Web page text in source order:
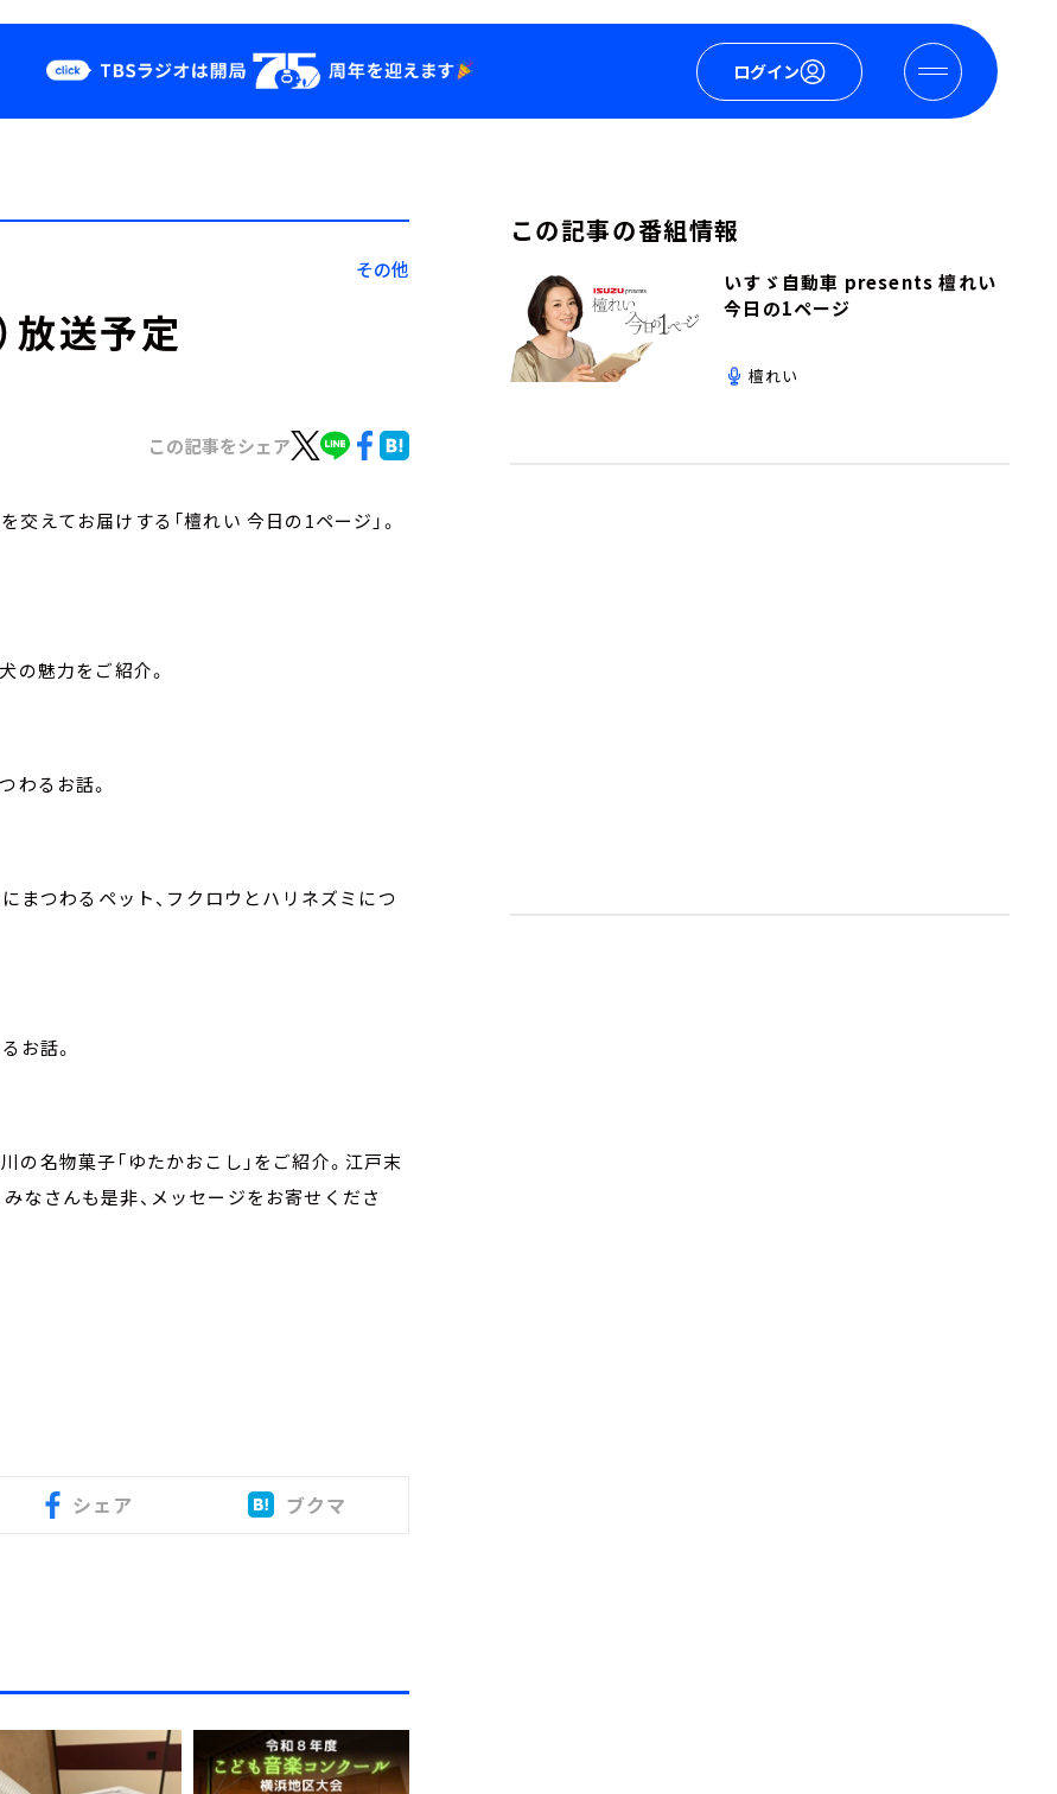
ログイン
YouTube
その他
放送予定
この記事をシェア
えてお届けする「檀れい 今日の1ページ」。
の魅力をご紹介。
わるお話。
にまつわるペット、フクロウとハリネズミにつ
お話。
名物菓子「ゆたかおこし」をご紹介。江戸末
なさんも是非、メッセージをお寄せくださ
シェア ブクマ
この記事の番組情報
いすゞ自動車 presents 檀れい
今日の1ページ
檀れい